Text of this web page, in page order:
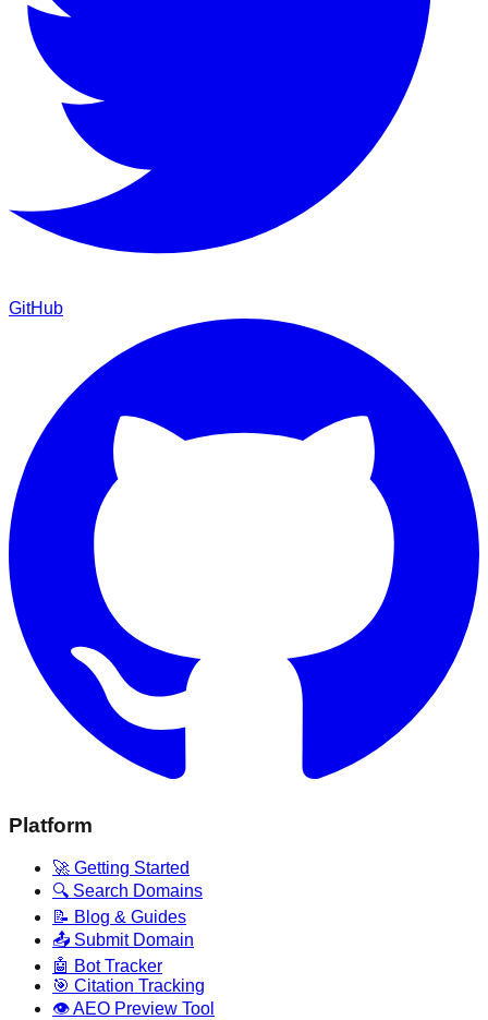
GitHub
Platform
🚀 Getting Started
🔍 Search Domains
📝 Blog & Guides
📤 Submit Domain
🤖 Bot Tracker
🎯 Citation Tracking
👁️ AEO Preview Tool